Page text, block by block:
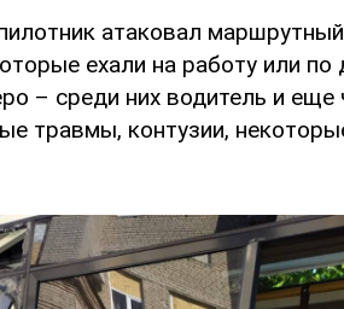
атаковал
ехали на работу или по
– среди них водитель и еще
травмы, контузии,